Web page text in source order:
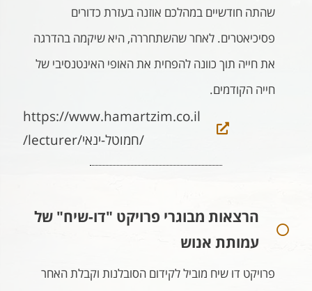
שהתה חודשיים במהלכם אוזנה בעזרת כדורים
פסיכיאטרים. לאחר שהשתחררה, היא שיקמה בהדרגה
את חייה תוך כוונה להפחית את האופי האינטנסיבי של
חייה הקודמים.
https://www.hamartzim.co.il
/lecturer/חמוטל-ינאי/
הרצאות מבוגרי פרויקט "דו-שיח" של
עמותת אנוש
פרויקט דו שיח מוביל לקידום הסובלנות וקבלת האחר